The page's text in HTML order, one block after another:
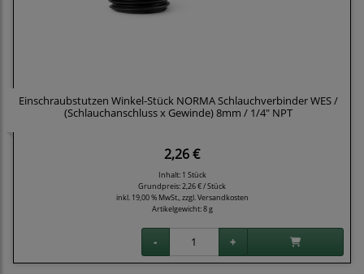
Einschraubstutzen Winkel-Stück NORMA Schlauchverbinder WES /
(Schlauchanschluss x Gewinde) 8mm / 1/4" NPT
2,26 €
Inhalt: 1 Stück
Grundpreis:2,26 € / Stück
inkl. 19,00 % MwSt., zzgl.Versandkosten
Artikelgewicht: 8 g